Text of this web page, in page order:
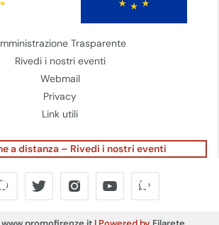
Trasparente
Rivedi i nostri eventi
Webmail
Privacy
Link utili
a distanza – Rivedi i nostri eventi